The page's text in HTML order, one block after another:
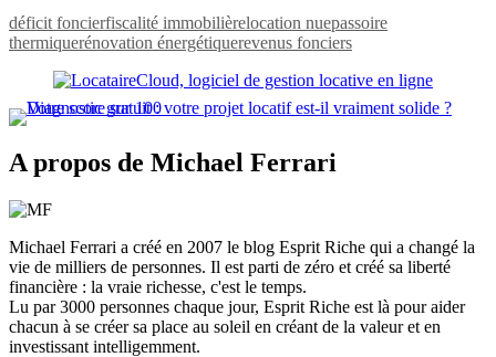
déficit foncierfiscalité immobilièrelocation nuepassoire
thermiquerénovation énergétiquerevenus fonciers
A propos de Michael Ferrari
Michael Ferrari a créé en 2007 le blog Esprit Riche qui a changé la
vie de milliers de personnes. Il est parti de zéro et créé sa liberté
financière : la vraie richesse, c'est le temps.
Lu par 3000 personnes chaque jour, Esprit Riche est là pour aider
chacun à se créer sa place au soleil en créant de la valeur et en
investissant intelligemment.